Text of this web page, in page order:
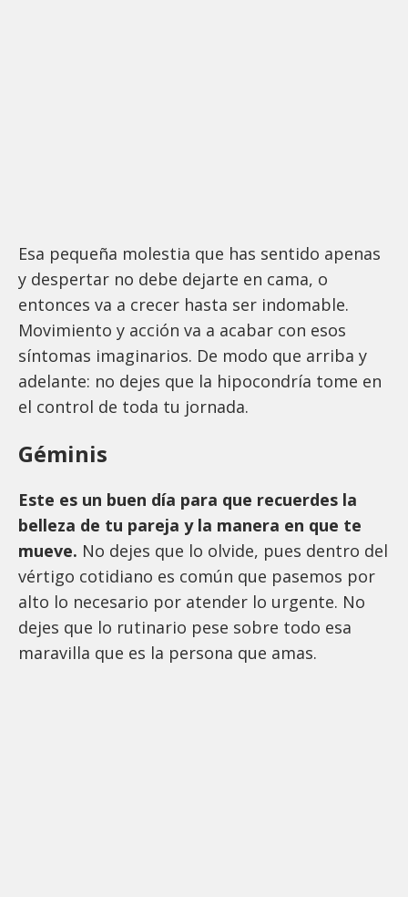
Esa pequeña molestia que has sentido apenas
y despertar no debe dejarte en cama, o
entonces va a crecer hasta ser indomable.
Movimiento y acción va a acabar con esos
síntomas imaginarios. De modo que arriba y
adelante: no dejes que la hipocondría tome en
el control de toda tu jornada.
Géminis
Este es un buen día para que recuerdes la
belleza de tu pareja y la manera en que te
mueve. No dejes que lo olvide, pues dentro del
vértigo cotidiano es común que pasemos por
alto lo necesario por atender lo urgente. No
dejes que lo rutinario pese sobre todo esa
maravilla que es la persona que amas.